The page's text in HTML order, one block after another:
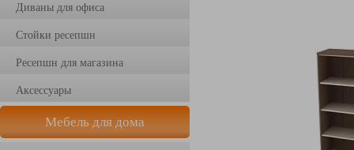
Диваны для офиса
Стойки ресепшн
Ресепшн для магазина
Аксессуары
Мебель для дома